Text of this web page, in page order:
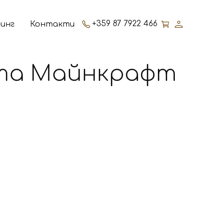
Контакти +359 87 7922 466
Майнкрафт